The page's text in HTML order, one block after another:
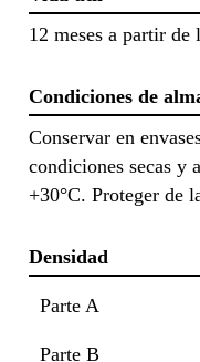
12 meses a partir
Condiciones de
Conservar en
condiciones secas y
+30°C. Proteger de
Densidad
Parte A
Parte B